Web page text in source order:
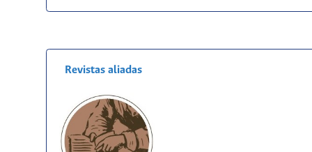
Revistas aliadas